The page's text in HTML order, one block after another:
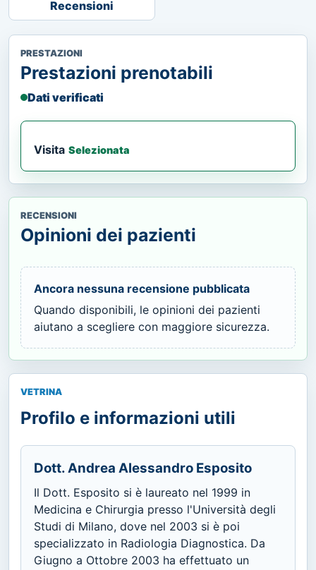
Recensioni
PRESTAZIONI
Prestazioni prenotabili
Dati verificati
Visita Selezionata
RECENSIONI
Opinioni dei pazienti
Ancora nessuna recensione pubblicata
Quando disponibili, le opinioni dei pazienti
aiutano a scegliere con maggiore sicurezza.
VETRINA
Profilo e informazioni utili
Dott. Andrea Alessandro Esposito
Il Dott. Esposito si è laureato nel 1999 in
Medicina e Chirurgia presso l'Università degli
Studi di Milano, dove nel 2003 si è poi
specializzato in Radiologia Diagnostica. Da
Giugno a Ottobre 2003 ha effettuato un